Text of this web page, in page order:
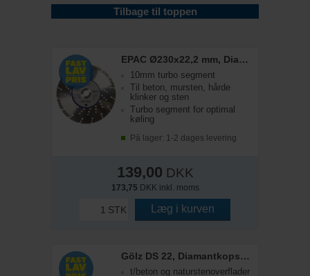
Tilbage til toppen
EPAC Ø230x22,2 mm, Diamantklinge m/huller
10mm turbo segment
Til beton, mursten, hårde
klinker og sten
Turbo segment for optimal
køling
På lager: 1-2 dages levering
139,00 DKK
173,75 DKK inkl. moms
STK Læg i kurven
Gölz DS 22, Diamantkopskive, 125 mm
t/beton og naturstenoverflader